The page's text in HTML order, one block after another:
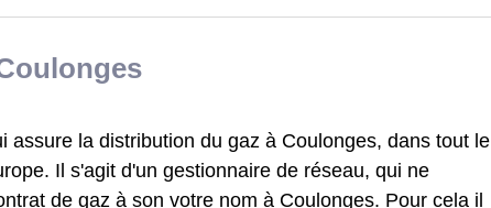
assure la distribution du gaz à Coulonges, dans tout le
Il s'agit d'un gestionnaire de réseau, qui ne
de gaz à son votre nom à Coulonges. Pour cela il